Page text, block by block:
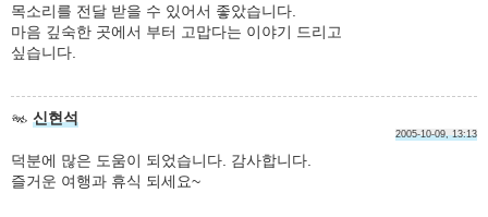
목소리를 전달 받을 수 있어서 좋았습니다.
마음 깊숙한 곳에서 부터 고맙다는 이야기 드리고
싶습니다.
신현석
2005-10-09, 13:13
덕분에 많은 도움이 되었습니다. 감사합니다.
즐거운 여행과 휴식 되세요~